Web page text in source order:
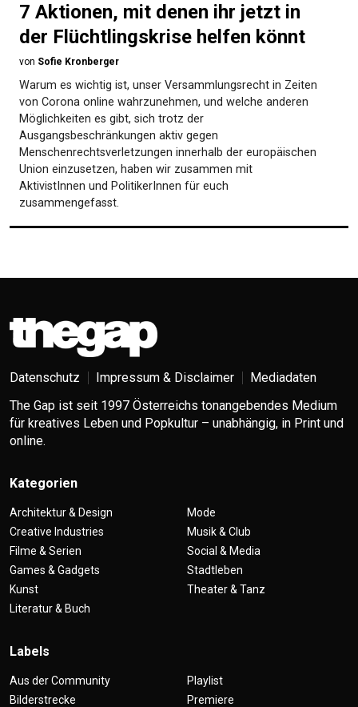
7 Aktionen, mit denen ihr jetzt in
der Flüchtlingskrise helfen könnt
von Sofie Kronberger
Warum es wichtig ist, unser Versammlungsrecht in Zeiten
von Corona online wahrzunehmen, und welche anderen
Möglichkeiten es gibt, sich trotz der
Ausgangsbeschränkungen aktiv gegen
Menschenrechtsverletzungen innerhalb der europäischen
Union einzusetzen, haben wir zusammen mit
AktivistInnen und PolitikerInnen für euch
zusammengefasst.
Datenschutz Impressum & Disclaimer
Mediadaten
The Gap ist seit 1997 Österreichs tonangebendes Medium
für kreatives Leben und Popkultur – unabhängig, in Print und
online.
Kategorien
Architektur & Design
Creative Industries
Filme & Serien
Games & Gadgets
Kunst
Literatur & Buch
Mode
Musik & Club
Social & Media
Stadtleben
Theater & Tanz
Labels
Aus der Community
Bilderstrecke
Playlist
Premiere